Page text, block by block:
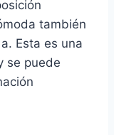
también
Esta es una
se puede